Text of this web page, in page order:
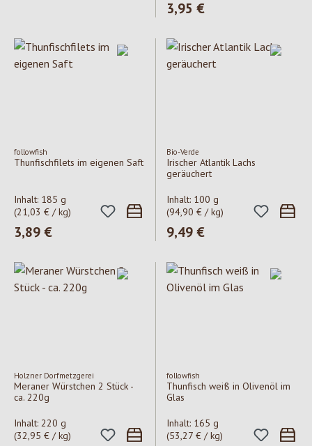
Regulärer Preis:
3,95 €
followfish
Thunfischfilets im eigenen Saft
Inhalt: 185 g
(21,03 € / kg)
Regulärer Preis:
3,89 €
Bio-Verde
Irischer Atlantik Lachs
geräuchert
Inhalt: 100 g
(94,90 € / kg)
Regulärer Preis:
9,49 €
Holzner Dorfmetzgerei
Meraner Würstchen 2 Stück -
ca. 220g
Inhalt: 220 g
(32,95 € / kg)
followfish
Thunfisch weiß in Olivenöl im
Glas
Inhalt: 165 g
(53,27 € / kg)